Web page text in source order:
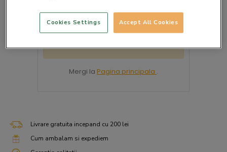
Cosul tau este gol
Mergi la Pagina principala .
Livrare gratuita incepand cu 200 lei
Cum ambalam si expediem
Accept All Cookies
Cookies Settings